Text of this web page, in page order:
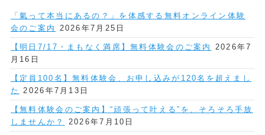
「氣って本当にあるの？」を体感する無料オンライン体験
会のご案内
2026年7月25日
【明日7/17・まもなく満席】無料体験会のご案内
2026年7
月16日
【定員100名】無料体験会、お申し込みが120名を超えまし
た
2026年7月13日
【無料体験会のご案内】“頑張って叶える”を、そろそろ手放
しませんか？
2026年7月10日